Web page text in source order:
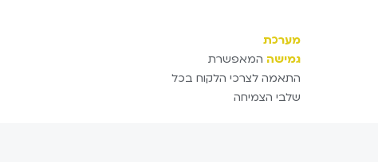
מערכת
גמישה המאפשרת
התאמה לצרכי הלקוח בכל
שלבי הצמיחה